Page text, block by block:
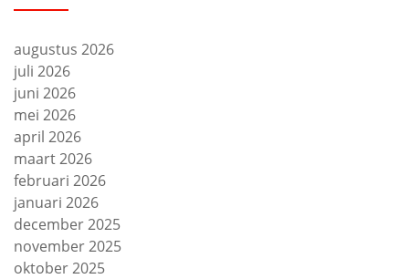
augustus 2026
juli 2026
juni 2026
mei 2026
april 2026
maart 2026
februari 2026
januari 2026
december 2025
november 2025
oktober 2025